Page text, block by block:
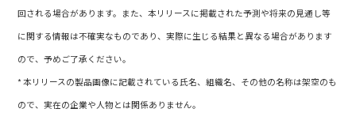
回される場合があります。また、本リリースに掲載された予測や将来の見通し等
に関する情報は不確実なものであり、実際に生じる結果と異なる場合があります
ので、予めご了承ください。
* 本リリースの製品画像に記載されている氏名、組織名、その他の名称は架空のも
ので、実在の企業や人物とは関係ありません。